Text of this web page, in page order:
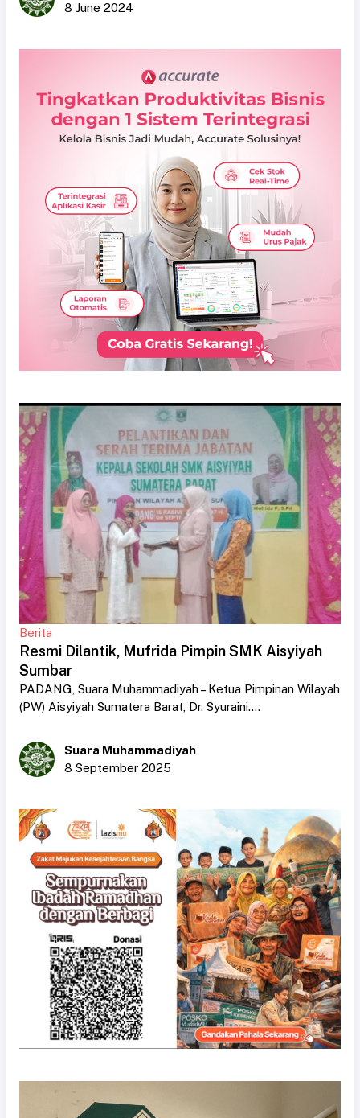
8 June 2024
Berita
Resmi Dilantik, Mufrida Pimpin SMK Aisyiyah
Sumbar
PADANG, Suara Muhammadiyah – Ketua Pimpinan Wilayah
(PW) Aisyiyah Sumatera Barat, Dr. Syuraini....
Suara Muhammadiyah
8 September 2025